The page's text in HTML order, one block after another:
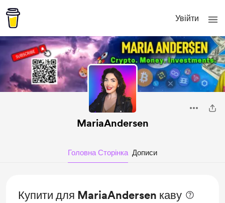
Увійти
MariaAndersen
Головна Сторінка Дописи
Купити для MariaAndersen каву